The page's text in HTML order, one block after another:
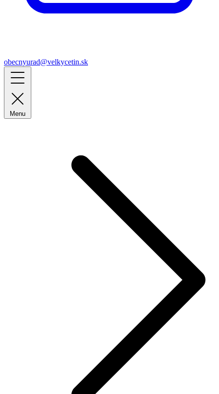
obecnyurad@velkycetin.sk
Menu